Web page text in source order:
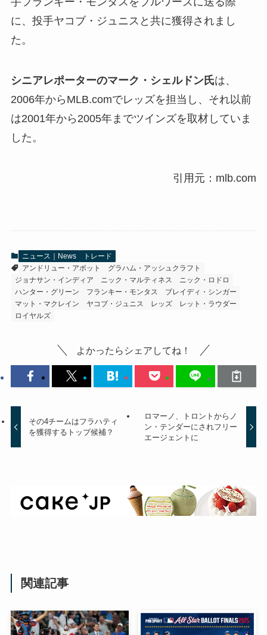
に、投手ヤコブ・ジュニスと共に獲得されまし
た。
シニアレポーターのマーク・シェルドン氏は、
2006年からMLB.comでレッズを担当し、それ以前
は2001年から2005年までツインズを取材していま
した。
引用元：mlb.com
ニュース｜News
トレード
アンドリュー・アボット
グラハム・アッシュクラフト
ジョナサン・インディア
ニック・マルティネス
ニック・ロドロ
ハンター・グリーン
フランキー・モンタス
ブレイディ・シンガー
マット・マクレイン
ヤコブ・ジュニス レッズ
レット・ラウダー
ロイヤルズ
よかったらシェアしてね！
その4チームはフラハティ
を獲得するトップ候補？
ロマーノ、トロントからノ
ン・テンダーにされフリー
エージェントに
関連記事